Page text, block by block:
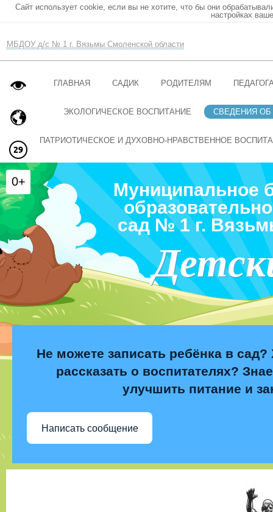
Сайт использует cookie, если вы не хотите, что бы они
настройках
МБДОУ д/с № 1 г. Вязьмы Смоленской области
ГЛАВНАЯ САДИК РОДИТЕЛЯМ
ЭКОЛОГИЧЕСКОЕ ВОСПИТАНИЕ СВЕДЕНИЯ ОБ
ПАТРИОТИЧЕСКОЕ И ДУХОВНО-НРАВСТВЕННОЕ
Муниципальное
сад № 1 г.
Не можете записать ребёнка в сад?
рассказать о воспитателях?
улучшить питание и
Написать сообщение
0+